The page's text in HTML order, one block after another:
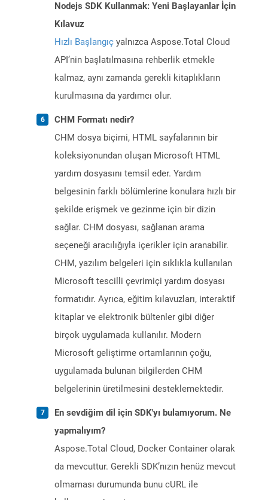
Nodejs SDK Kullanmak: Yeni Başlayanlar İçin
Kılavuz
Hızlı Başlangıç yalnızca Aspose.Total Cloud
API’nin başlatılmasına rehberlik etmekle
kalmaz, aynı zamanda gerekli kitaplıkların
kurulmasına da yardımcı olur.
CHM Formatı nedir?
CHM dosya biçimi, HTML sayfalarının bir
koleksiyonundan oluşan Microsoft HTML
yardım dosyasını temsil eder. Yardım
belgesinin farklı bölümlerine konulara hızlı bir
şekilde erişmek ve gezinme için bir dizin
sağlar. CHM dosyası, sağlanan arama
seçeneği aracılığıyla içerikler için aranabilir.
CHM, yazılım belgeleri için sıklıkla kullanılan
Microsoft tescilli çevrimiçi yardım dosyası
formatıdır. Ayrıca, eğitim kılavuzları, interaktif
kitaplar ve elektronik bültenler gibi diğer
birçok uygulamada kullanılır. Modern
Microsoft geliştirme ortamlarının çoğu,
uygulamada bulunan bilgilerden CHM
belgelerinin üretilmesini desteklemektedir.
En sevdiğim dil için SDK'yı bulamıyorum. Ne
yapmalıyım?
Aspose.Total Cloud, Docker Container olarak
da mevcuttur. Gerekli SDK’nızın henüz mevcut
olmaması durumunda bunu cURL ile